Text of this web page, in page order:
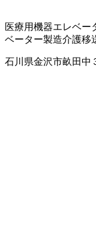
医療用機器エレベー
ベーター製造介護移
石川県金沢市畝田中